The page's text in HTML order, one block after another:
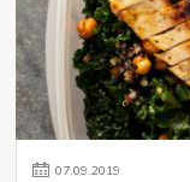
07.09.2019